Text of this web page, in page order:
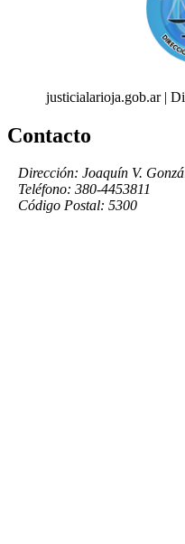
justicialarioja.gob.ar |
Contacto
Dirección: Joaquín V.
Teléfono: 380-4453811
Código Postal: 5300